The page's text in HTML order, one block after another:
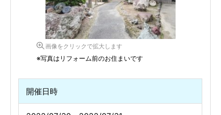
画像をクリックで拡大します
※写真はリフォーム前のお住まいです
開催日時